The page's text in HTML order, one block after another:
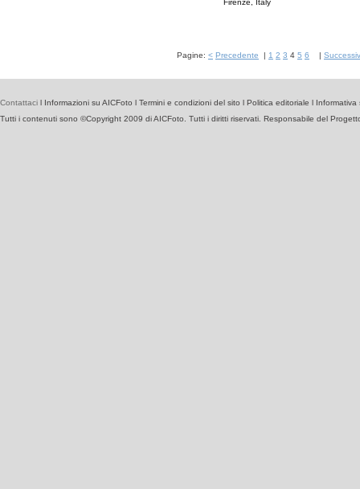
Firenze, Italy
Pagine: < Precedente | 1 2 3 4 5 6 |
Contattaci l Informazioni su AICFoto l Termini e condizioni del sito l Politica editoriale l Informativa
Tutti i contenuti sono ©Copyright 2009 di AICFoto. Tutti i diritti riservati. Responsabile del